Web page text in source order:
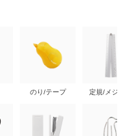
のり/テープ 定規/メジ